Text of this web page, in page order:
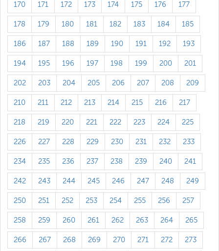
170 171 172 173 174 175 176 177
178 179 180 181 182 183 184 185
186 187 188 189 190 191 192 193
194 195 196 197 198 199 200 201
202 203 204 205 206 207 208 209
210 211 212 213 214 215 216 217
218 219 220 221 222 223 224 225
226 227 228 229 230 231 232 233
234 235 236 237 238 239 240 241
242 243 244 245 246 247 248 249
250 251 252 253 254 255 256 257
258 259 260 261 262 263 264 265
266 267 268 269 270 271 272 273